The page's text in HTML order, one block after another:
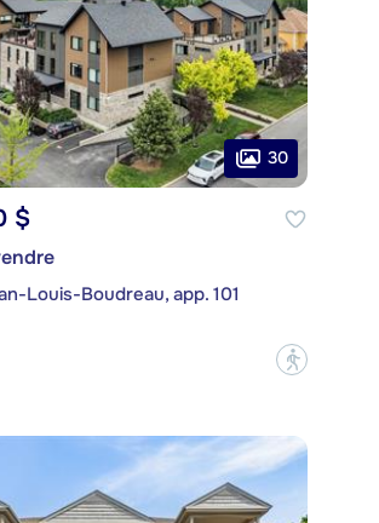
30
$
Louis-Boudreau, app. 101
?